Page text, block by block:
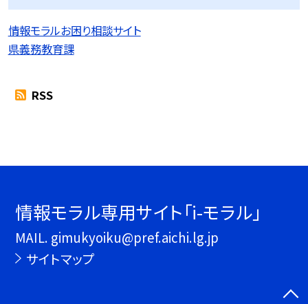
情報モラルお困り相談サイト
県義務教育課
RSS
情報モラル専用サイト「i-モラル」
MAIL. gimukyoiku@pref.aichi.lg.jp
サイトマップ